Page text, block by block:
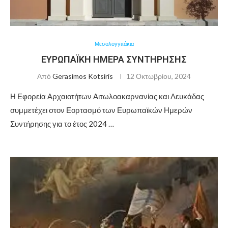
Μεσολογγιτάκια
ΕΥΡΩΠΑΪΚΗ ΗΜΕΡΑ ΣΥΝΤΗΡΗΣΗΣ
Από Gerasimos Kotsiris 12 Οκτωβρίου, 2024
Η Εφορεία Αρχαιοτήτων Αιτωλοακαρνανίας και Λευκάδας
συμμετέχει στον Εορτασμό των Ευρωπαϊκών Ημερών
Συντήρησης για το έτος 2024 …